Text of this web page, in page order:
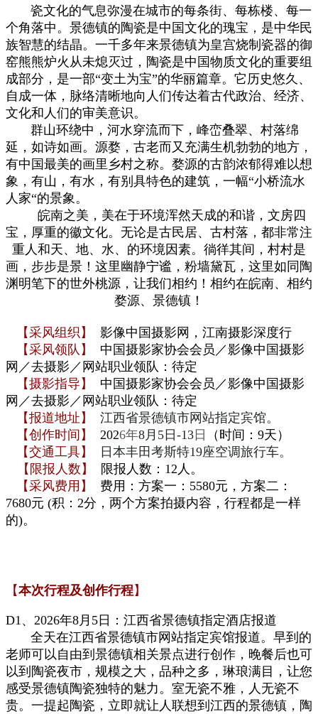
瓷文化的气息弥漫在城市的每条街、每栋楼、每一
个角落中。 景德镇的陶瓷是中国文化的瑰宝，是中华民
族智慧的结晶。 一千多年来景德镇为皇宫烧制瓷器的御
窑熊熊炉火从未熄灭过，陶瓷是中国物质文化的重要组
成部分，是一部“变土为宝”的华丽篇章。它历史悠久、
自成一体，脉络清晰地向人们传达着古代政治、经济、
文化和人们的审美意识。
群山环绕中，河水穿流而下，峰峦叠翠、村落绵
延，如诗如画。 源婺，古老而又充满生机勃勃的地方 ，
有中国最美的画里乡村之称。婺源的古韵浓郁得难以想
象 ， 有山，有水，有别具特色的建筑 ， 一幅“小桥流水
人家“的景象。
皖南之美，美在于环境浑然天成的和谐，文房四
宝，厚重的徽文化。无论是古民居、古村落，都非常注
重人和天、地、水、的环境因素。徜徉其间，村村是
画，步步是景！这里幽静宁谧，粉墙黛瓦，这里如同陶
渊明笔下的世外桃源，让我们相约！相约在皖南、相约
婺源、 景德镇 ！
【采风组织】 影像中国摄影网， 江南摄影深度行
【采风领队】 中国摄影家协会会员／影像中国摄影
网／去摄影／ 网站职业领队 ： 待定
【摄影指导】 中国摄影家协会会员／影像中国摄影
网／去摄影／ 网站职业领队 ： 待定
【报道地址】 江西省景德镇市网站指定宾馆。
【创作时间】 2026年8月5日-13 日
（时间：9天）
【交通工具】
日本丰田考斯特19座空调旅行车。
【限报人数】
限报人数：12人。
【采风费用】 费用： 方案一：5580元 ，方案二：
7680元 (积：2分，两个方案拍摄内容，行程都是一样
的)。
【本次行程及创作行程】
D1、 2026年8月5 日：江西省景德镇指定酒店报道
全天在江西省景德镇市网站指定宾馆报道。早到的
老师可以自由到景德镇相关景点进行创作，晚餐后也可
以到陶瓷夜市，规模之大，品种之多，琳琅满目，让您
感受景德镇陶瓷独特的魅力。室无瓷不雅，人无瓷不
贵。一提起陶瓷，立即就让人联想到江西的景德镇，陶